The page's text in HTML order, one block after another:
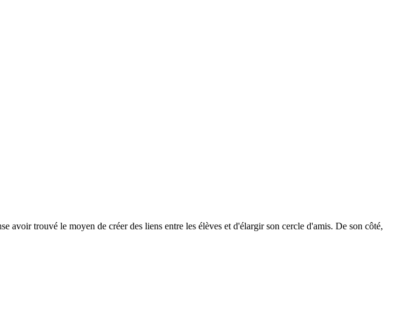
avoir trouvé le moyen de créer des liens entre les élèves et d'élargir son cercle d'amis. De son côté,